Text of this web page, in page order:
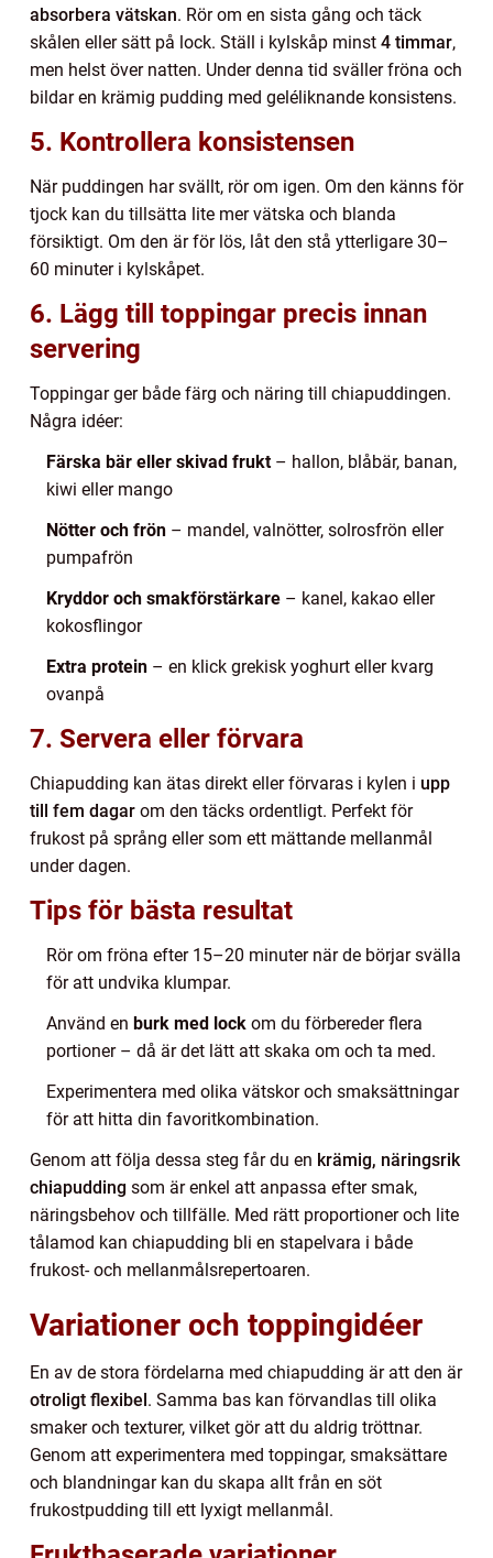
absorbera vätskan. Rör om en sista gång och täck
skålen eller sätt på lock. Ställ i kylskåp minst 4 timmar,
men helst över natten. Under denna tid sväller fröna och
bildar en krämig pudding med geléliknande konsistens.
5. Kontrollera konsistensen
När puddingen har svällt, rör om igen. Om den känns för
tjock kan du tillsätta lite mer vätska och blanda
försiktigt. Om den är för lös, låt den stå ytterligare 30–
60 minuter i kylskåpet.
6. Lägg till toppingar precis innan
servering
Toppingar ger både färg och näring till chiapuddingen.
Några idéer:
Färska bär eller skivad frukt– hallon, blåbär, banan,
kiwi eller mango
Nötter och frön – mandel, valnötter, solrosfrön eller
pumpafrön
Kryddor och smakförstärkare – kanel, kakao eller
kokosflingor
Extra protein – en klick grekisk yoghurt eller kvarg
ovanpå
7. Servera eller förvara
Chiapudding kan ätas direkt eller förvaras i kylen i upp
till fem dagar om den täcks ordentligt. Perfekt för
frukost på språng eller som ett mättande mellanmål
under dagen.
Tips för bästa resultat
Rör om fröna efter 15–20 minuter när de börjar svälla
för att undvika klumpar.
Använd en burk med lock om du förbereder flera
portioner – då är det lätt att skaka om och ta med.
Experimentera med olika vätskor och smaksättningar
för att hitta din favoritkombination.
Genom att följa dessa steg får du en krämig, näringsrik
chiapudding som är enkel att anpassa efter smak,
näringsbehov och tillfälle. Med rätt proportioner och lite
tålamod kan chiapudding bli en stapelvara i både
frukost- och mellanmålsrepertoaren.
Variationer och toppingidéer
En av de stora fördelarna med chiapudding är att den är
otroligt flexibel. Samma bas kan förvandlas till olika
smaker och texturer, vilket gör att du aldrig tröttnar.
Genom att experimentera med toppingar, smaksättare
och blandningar kan du skapa allt från en söt
frukostpudding till ett lyxigt mellanmål.